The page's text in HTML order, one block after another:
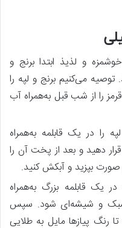
و لذیذ ابتدا برنج و
توصیه می‌کنیم برنج و لپه را
لوبیا قرمز را از شب قبل به‌همراه آب
در یک قابلمه به‌همراه
دهید و بعد از پخت آن را
صورت بپزید و آبکش کنید.
یک قابلمه بزرگ به‌همراه
سبک و شیشه‌ای شود. سپس
رنگ پیازها مایل به طلایی